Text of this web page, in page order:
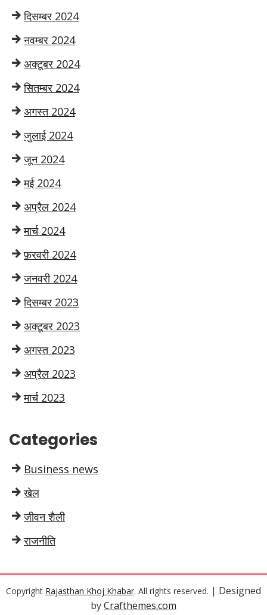
दिसम्बर 2024
नवम्बर 2024
अक्टूबर 2024
सितम्बर 2024
अगस्त 2024
जुलाई 2024
जून 2024
मई 2024
अप्रैल 2024
मार्च 2024
फ़रवरी 2024
जनवरी 2024
दिसम्बर 2023
अक्टूबर 2023
अगस्त 2023
अप्रैल 2023
मार्च 2023
Categories
Business news
खेल
जीवन शैली
राजनीति
Copyright Rajasthan Khoj Khabar. All rights reserved. | Designed
byCrafthemes.com